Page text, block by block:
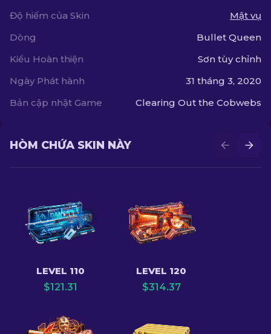
Độ hiếm của Skin
Mật vụ
Dòng
Bullet Queen
Kiểu Hoàn thiện
Sơn tùy chỉnh
Ngày Phát hành
31 tháng 3, 2020
Bản cập nhật Game
Clearing Out the Cobwebs
HÒM CHỨA SKIN NÀY
LEVEL 110
$121.31
LEVEL 120
$314.37